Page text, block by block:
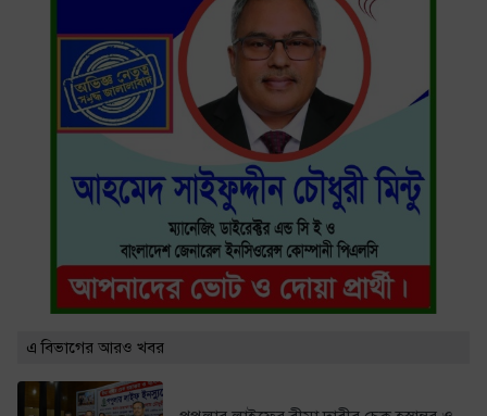
এ বিভাগের আরও খবর